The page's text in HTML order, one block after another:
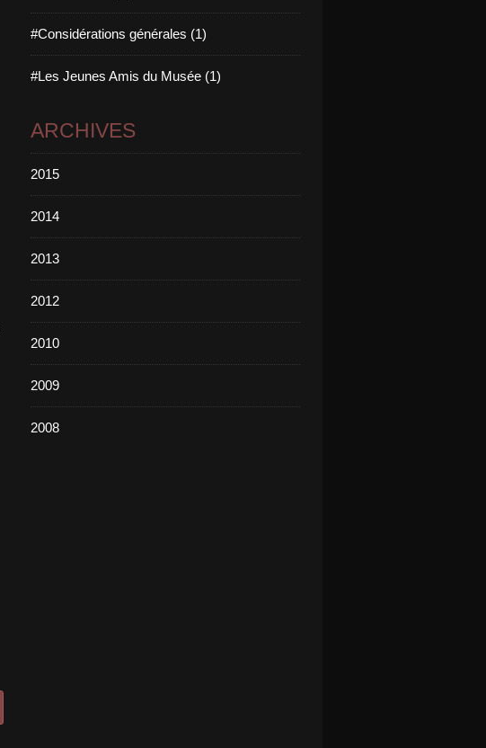
#Considérations générales (1)
#Les Jeunes Amis du Musée (1)
ARCHIVES
2015
2014
2013
2012
2010
2009
2008